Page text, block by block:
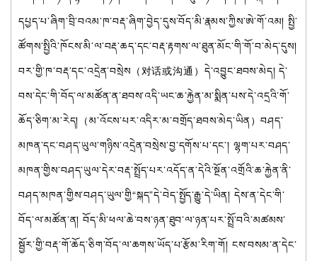
དཔྱད་པ་ཞིག་བྲི་བའམ་ཁ་བརྡ་ཞིག་བྱེད་དུས་བོད་མི་རྣམས་ཀྱིས་ཨེ་གོ་འམ། སྤྱི་
ཚོགས་སྤྱིའི་ཁོངས་མི་ལ་བརྡ་ཆད་དང་བརྡ་རྟགས་ལ་ཐུན་མོང་གི་གོ་བ་མེད་དུས།
བར་གྱི་ཁ་བརྡ་དང་འདྲེན་བསྲེས （对话或沟通） དེ་འབྱུང་ཐབས་མེད། དེ་
བས་དེང་གི་བོད་ལ་མཚོན་ན་ཐབས་འདི་ཡང་ཆ་རྐྱེན་མ་སྨིན་པས་དེ་འདྲའི་གོ་
ཆོད་ཅིག་མ་རེད།（མ་འོངས་པར་འདིར་མ་བགྲོད་ཐབས་མེད་ཡིན）བཤད་
མཁན་དང་བཤད་ཡུལ་གཉིས་འདྲེན་བསྲེས་བྱ་དགོས་པ་དང་། ལྷག་པར་བཤད་
མཁན་གྱིས་བཤད་ཡུལ་དེར་བརྡ་སྤྲོད་པར་འདོད་ན་དེའི་སྔོན་འགྲོའི་ཆ་རྐྱེན་ནི་
བཤད་མཁན་གྱིས་བཤད་ཡུལ་གྱི“སྐད”དེ་བེད་སྤྱོད་རྒྱུ་དེ་ཡིན། དེས་ན་དེང་གི་
བོད་ལ་མཚོན་ན། བོད་མི་ཕལ་ཆེ་བས་ཉན་ཐུབ་ལ་ཉན་པར་སྤྲོ་བའི་མཚམས་
སྦྱོར་གྱི་བརྡ་གོ་ཆོད་ཅིག་བོད་ལ་ཆགས་ཡོད་པ་རྩོམ་རིག་གོ། ངས་བསམ་ན་དེང་